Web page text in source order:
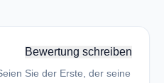
Bewertung schreiben
Sie der Erste, der seine